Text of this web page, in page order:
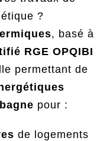
?
, basé à
RGE OPQIBI
permettant de
pour :
de logements